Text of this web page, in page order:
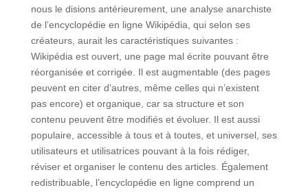
nous le disions antérieurement, une analyse anarchiste
de l’encyclopédie en ligne Wikipédia, qui selon ses
créateurs, aurait les caractéristiques suivantes :
Wikipédia est ouvert, une page mal écrite pouvant être
réorganisée et corrigée. Il est augmentable (des pages
peuvent en citer d’autres, même celles qui n’existent
pas encore) et organique, car sa structure et son
contenu peuvent être modifiés et évoluer. Il est aussi
populaire, accessible à tous et à toutes, et universel, ses
utilisateurs et utilisatrices pouvant à la fois rédiger,
réviser et organiser le contenu des articles. Également
redistribuable, l’encyclopédie en ligne comprend un